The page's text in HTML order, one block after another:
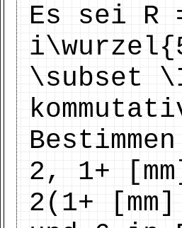
Es sei R
\subset
2, 1+
2(1+